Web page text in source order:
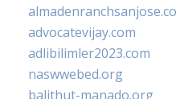
advocatevijay.com
adlibilimler2023.com
naswwebed.org
balithut-manado.org